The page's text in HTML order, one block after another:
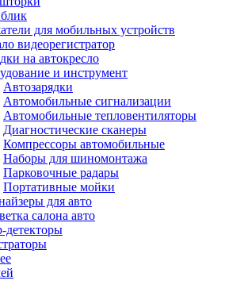
для мобильных устройств
видеорегистратор
на автокресло
и инструмент
Автозарядки
Автомобильные сигнализации
Автомобильные тепловентиляторы
Диагностические сканеры
Компрессоры автомобильные
Наборы для шиномонтажа
Парковочные радары
Портативные мойки
для авто
салона авто
детекторы